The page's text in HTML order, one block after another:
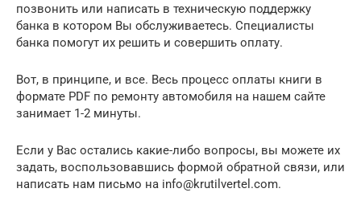
позвонить или написать в техническую поддержку
банка в котором Вы обслуживаетесь. Специалисты
банка помогут их решить и совершить оплату.
Вот, в принципе, и все. Весь процесс оплаты книги в
формате PDF по ремонту автомобиля на нашем сайте
занимает 1-2 минуты.
Если у Вас остались какие-либо вопросы, вы можете их
задать, воспользовавшись формой обратной связи, или
написать нам письмо на info@krutilvertel.com.